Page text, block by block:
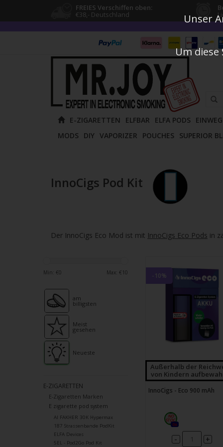
FREIES Verschiffen oben:
€38,- Deutschland
die
Pfeile
die
um
von
und
E-ZIGARETTEN ELFBAR ELFA PODS
MODS DIY VAPORIZER POUCHES SUPERIOR
InnoCigs Pod Kit
Der InnoCigs Eco Mod ist mit InnoCigs Eco Pods in
Min: €0 Max: € 10
am
billigsten
Meist
gesehen
Neueste
E-ZIGARETTEN
E-Zigaretten Marken
E zigarette pod system
Al FAKHER 30K Hypermax
187 Strassenbande PodKit
ELFA Devices
5EL - Pod2Go Pod Kit
-10%
Außerhalb der
von Kindern
InnoCigs - Eco 900 mAh
0x
- +
Unser
Um diese